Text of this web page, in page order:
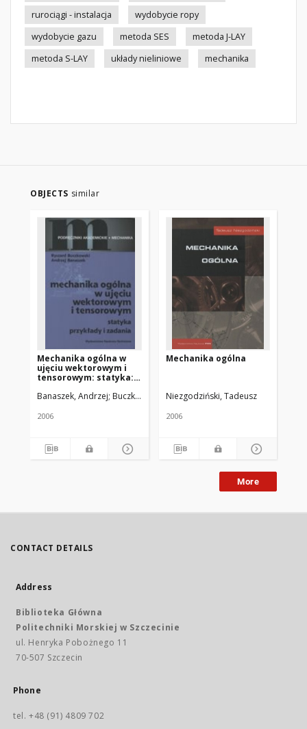
rurociągi - instalacja
wydobycie ropy
wydobycie gazu
metoda SES
metoda J-LAY
metoda S-LAY
układy nieliniowe mechanika
OBJECTS similar
Mechanika ogólna w
ujęciu wektorowym i
tensorowym: statyka:
Banaszek, Andrzej Buczkowski, Ryszard
2006
Mechanika ogólna
Niezgodziński, Tadeusz
2006
More
CONTACT DETAILS
Address
Biblioteka Główna
Politechniki Morskiej w Szczecinie
ul. Henryka Pobożnego 11
70-507 Szczecin
Phone
tel. +48 (91) 4809 702